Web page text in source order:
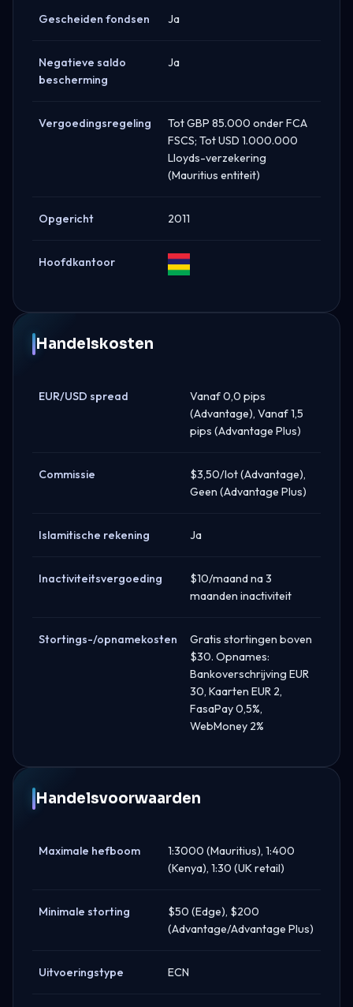
Gescheiden fondsen Ja
Negatieve saldo
bescherming
Ja
Vergoedingsregeling
Tot GBP 85.000 onder FCA
FSCS; Tot USD 1.000.000
Lloyds-verzekering
(Mauritius entiteit)
Opgericht 2011
Hoofdkantoor
Handelskosten
EUR/USD spread
Vanaf 0,0 pips
(Advantage), Vanaf 1,5
pips (Advantage Plus)
Commissie
$3,50/lot (Advantage),
Geen (Advantage Plus)
Islamitische rekening Ja
Inactiviteitsvergoeding
$10/maand na 3
maanden inactiviteit
Stortings-/opnamekosten
Gratis stortingen boven
$30. Opnames:
Bankoverschrijving EUR
30, Kaarten EUR 2,
FasaPay 0,5%,
WebMoney 2%
Handelsvoorwaarden
Maximale hefboom
1:3000 (Mauritius), 1:400
(Kenya), 1:30 (UK retail)
Minimale storting
$50 (Edge), $200
(Advantage/Advantage Plus)
Uitvoeringstype ECN